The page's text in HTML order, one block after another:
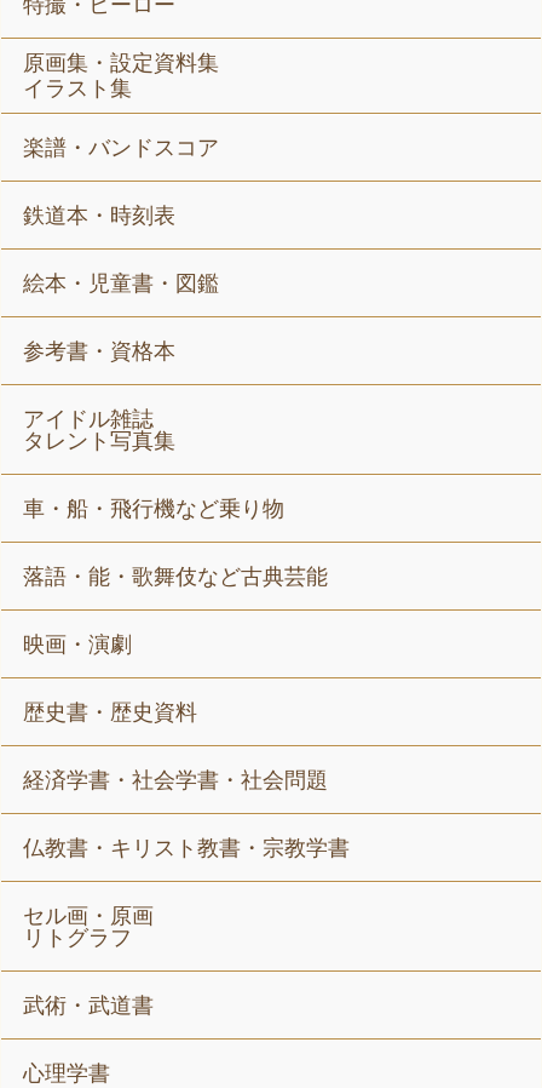
原画集・設定資料集
イラスト集
楽譜・バンドスコア
鉄道本・時刻表
絵本・児童書・図鑑
参考書・資格本
アイドル雑誌
タレント写真集
車・船・飛行機など乗り物
落語・能・歌舞伎など古典芸能
映画・演劇
歴史書・歴史資料
経済学書・社会学書・社会問題
仏教書・キリスト教書・宗教学書
セル画・原画
リトグラフ
武術・武道書
心理学書